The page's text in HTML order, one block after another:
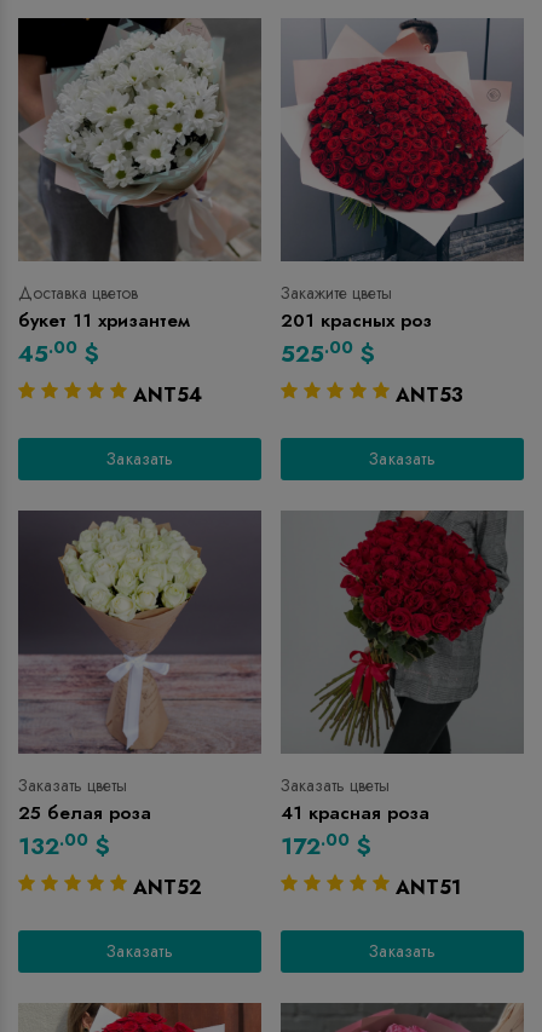
Доставка цветов
букет 11 хризантем
45.00 $
ANT54
Заказать
Закажите цветы
201 красных роз
525.00 $
ANT53
Заказать
Заказать цветы
25 белая роза
132.00 $
ANT52
Заказать
Заказать цветы
41 красная роза
172.00 $
ANT51
Заказать